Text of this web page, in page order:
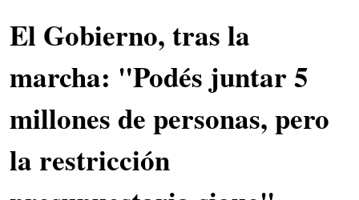
El Gobierno, tras la
marcha: "Podés juntar 5
millones de personas, pero
la restricción